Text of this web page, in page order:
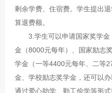
剩余学费、住宿费。学生提出
算退费额。
3.学生可以申请国家奖学
金（8000元每年）、国家励志
学金（一等4400元每年、二等
金、学校励志奖学金，还可以
通过爱心助学、勤工俭学等形